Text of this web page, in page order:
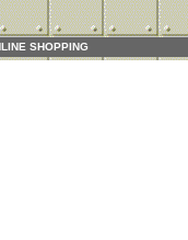
SHOPPING